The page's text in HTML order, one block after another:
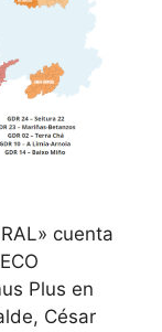
cuenta
Plus en
César